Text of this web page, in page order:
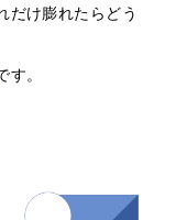
だけ膨れたらどう
す。